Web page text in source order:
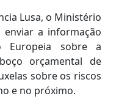
Lusa, o Ministério
enviar a informação
Europeia sobre a
orçamental de
sobre os riscos
e no próximo.